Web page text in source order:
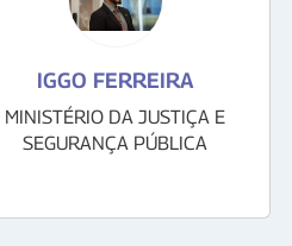
IGGO FERREIRA
MINISTÉRIO DA JUSTIÇA E
SEGURANÇA PÚBLICA